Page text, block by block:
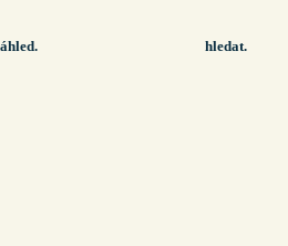
hledat.